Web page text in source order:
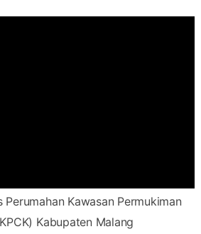
Kawasan Permukiman
Kabupaten Malang